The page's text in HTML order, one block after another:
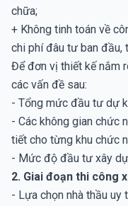
chữa;
+ Không tinh toán về
chi phí đâu tư ban đầu,
Để đơn vị thiết kế nắm
các vấn đề sau:
- Tổng mức đầu tư dự
- Các không gian chức
tiết cho từng khu chức
- Mức độ đầu tư xây
2. Giai đoạn thi công
- Lựa chọn nhà thầu uy